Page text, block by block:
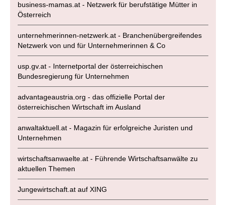
business-mamas.at - Netzwerk für berufstätige Mütter in
Österreich
unternehmerinnen-netzwerk.at - Branchenübergreifendes
Netzwerk von und für Unternehmerinnen & Co
usp.gv.at - Internetportal der österreichischen
Bundesregierung für Unternehmen
advantageaustria.org - das offizielle Portal der
österreichischen Wirtschaft im Ausland
anwaltaktuell.at - Magazin für erfolgreiche Juristen und
Unternehmen
wirtschaftsanwaelte.at - Führende Wirtschaftsanwälte zu
aktuellen Themen
Jungewirtschaft.at auf XING